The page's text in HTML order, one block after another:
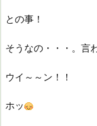
との事！
そうなの・・・。言
ウイ～～ン！！
ホッ